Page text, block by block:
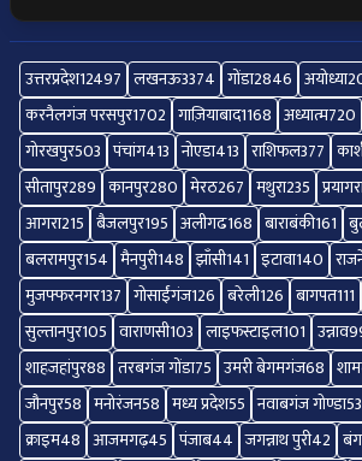
उत्तरप्रदेश12497 लखनऊ3374 गोंडा2846 अयोध्या
करनैलगंज परसपुर1702 गाज़ियाबाद1168 अध्यात्म720
गोरखपुर503 पंचांग413 नोएडा413 राशिफल377
सीतापुर289 कानपुर280 मेरठ267 मथुरा235
आगरा215 बैजलपुर195 अलीगढ168 बाराबंकी161
बलरामपुर154 मैनपुरी148 झाँसी141 इटावा140
मुजफ्फरनगर137 गोसाईंगंज126 बरेली126 बागपत111
सुल्तानपुर105 वाराणसी103 लाइफस्टाइल101 उन्नाव
शाहजहांपुर88 तरबगंज गोंडा75 उमरी बेगमगंज68
जौनपुर58 मनोरंजन58 मध्य प्रदेश55 नवाबगंज गोण्डा53
क्राइम48 आजमगढ़45 पंजाब44 जगन्नाथ पुरी42